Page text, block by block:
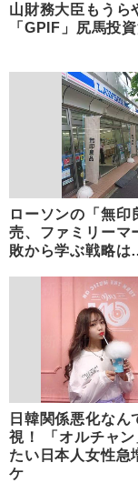
山財務大臣もうら
「GPIF」尻馬投
ローソンの「無印
売、ファミリーマ
敗から学ぶ戦略
日韓関係悪化なん
視！ 「オルチャン
たい日本人女性急
ケ